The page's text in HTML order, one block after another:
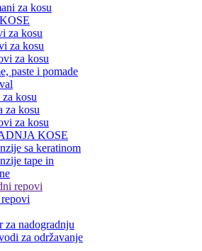
za kosu
za kosu
za kosu
za kosu
paste i pomade
za kosu
za kosu
za kosu
KOSE
sa keratinom
tape in
repovi
za nadogradnju
za održavanje